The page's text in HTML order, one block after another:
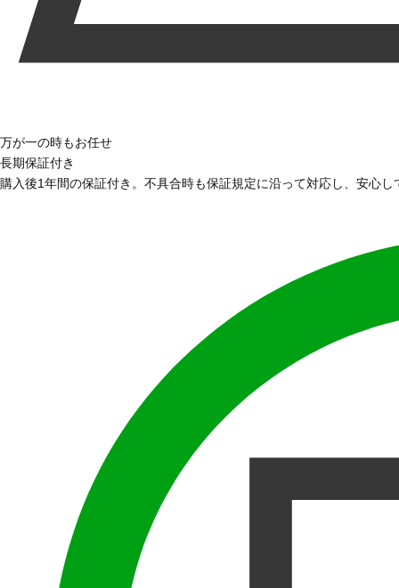
万が一の時もお任せ
長期保証付き
購入後1年間の保証付き。不具合時も保証規定に沿って対応し、安心